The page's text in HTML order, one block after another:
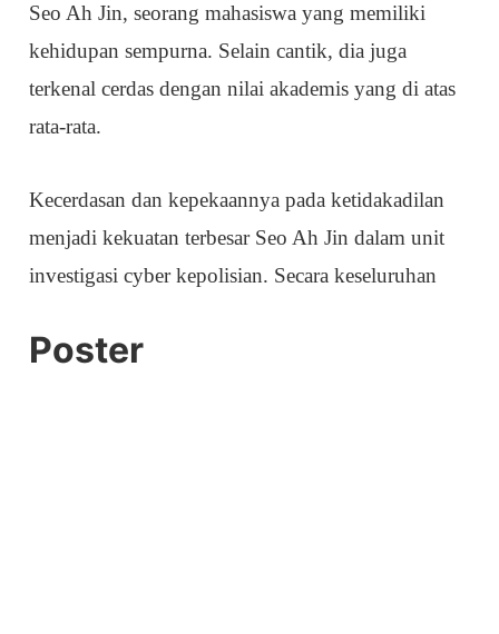
Seo Ah Jin, seorang mahasiswa yang memiliki
kehidupan sempurna. Selain cantik, dia juga
terkenal cerdas dengan nilai akademis yang di atas
rata-rata.
Kecerdasan dan kepekaannya pada ketidakadilan
menjadi kekuatan terbesar Seo Ah Jin dalam unit
investigasi cyber kepolisian. Secara keseluruhan
Poster